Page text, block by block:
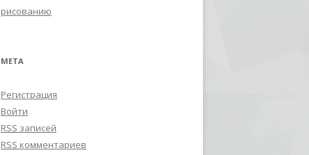
рисованию
МЕТА
Регистрация
Войти
RSS записей
RSS комментариев